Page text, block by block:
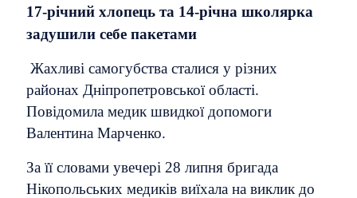
17-річний хлопець та 14-річна школярка
задушили себе пакетами
Жахливі самогубства сталися у різних
районах Дніпропетровської області.
Повідомила медик швидкої допомоги
Валентина Марченко.
За її словами увечері 28 липня бригада
Нікопольських медиків виїхала на виклик до